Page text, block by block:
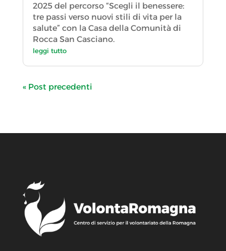
2025 del percorso “Scegli il benessere:
tre passi verso nuovi stili di vita per la
salute” con la Casa della Comunità di
Rocca San Casciano.
leggi tutto
« Post precedenti